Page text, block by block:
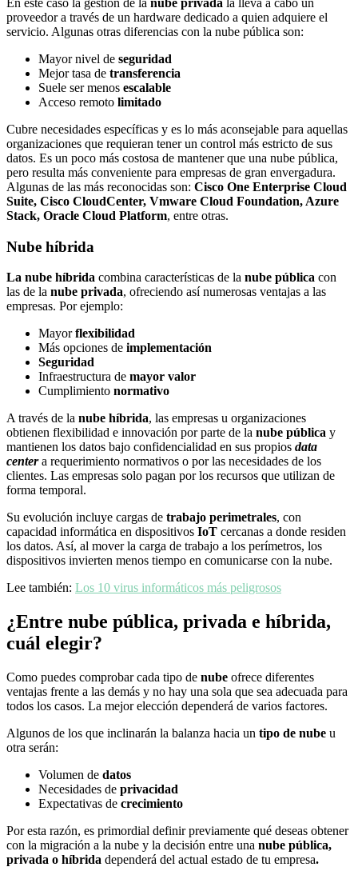
proveedor a través de un hardware dedicado a quien adquiere el
servicio. Algunas otras diferencias con la nube pública son:
Mayor nivel de seguridad
Mejor tasa de transferencia
Suele ser menos escalable
Acceso remoto limitado
Cubre necesidades específicas y es lo más aconsejable para aquellas
organizaciones que requieran tener un control más estricto de sus
datos. Es un poco más costosa de mantener que una nube pública,
pero resulta más conveniente para empresas de gran envergadura.
Algunas de las más reconocidas son: Cisco One Enterprise Cloud
Suite, Cisco CloudCenter, Vmware Cloud Foundation, Azure
Stack, Oracle Cloud Platform, entre otras.
Nube híbrida
La nube híbrida combina características de la nube pública con
las de la nube privada, ofreciendo así numerosas ventajas a las
empresas. Por ejemplo:
Mayorflexibilidad
Más opciones de implementación
Seguridad
Infraestructura de mayor valor
Cumplimiento normativo
A través de la nube híbrida, las empresas u organizaciones
obtienen flexibilidad e innovación por parte de la nube pública y
mantienen los datos bajo confidencialidad en sus propios data
centera requerimiento normativos o por las necesidades de los
clientes. Las empresas solo pagan por los recursos que utilizan de
forma temporal.
Su evolución incluye cargas de trabajo perimetrales, con
capacidad informática en dispositivos IoT cercanas a donde residen
los datos. Así, al mover la carga de trabajo a los perímetros, los
dispositivos invierten menos tiempo en comunicarse con la nube.
Lee también: Los 10 virus informáticos más peligrosos
¿Entre nube pública, privada e híbrida,
cuál elegir?
Como puedes comprobar cada tipo de nube ofrece diferentes
ventajas frente a las demás y no hay una sola que sea adecuada para
todos los casos. La mejor elección dependerá de varios factores.
Algunos de los que inclinarán la balanza hacia un tipo de nube u
otra serán:
Volumen de datos
Necesidades de privacidad
Expectativas de crecimiento
Por esta razón, es primordial definir previamente qué deseas obtener
con la migración a la nube y la decisión entre una nube pública,
privada o híbrida dependerá del actual estado de tu empresa.